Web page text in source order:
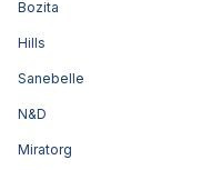
Bozita
Hills
Sanebelle
N&D
Miratorg